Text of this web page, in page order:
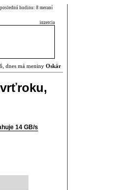
hodinu: 8 meraní
inzercia
dnes má meniny Oskár
14 GB/s